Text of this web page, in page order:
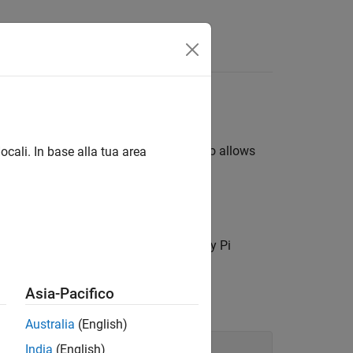
sudo. Enabling passwordless sudo allows
name and password of the Raspberry Pi
In base alla tua area
Asia-Pacifico
Australia (English)
India (English)